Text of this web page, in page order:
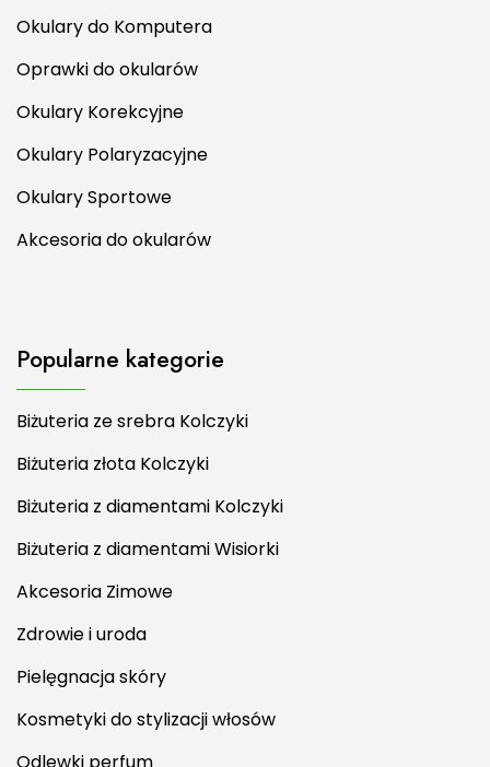
Okulary do Komputera
Oprawki do okularów
Okulary Korekcyjne
Okulary Polaryzacyjne
Okulary Sportowe
Akcesoria do okularów
Popularne kategorie
Biżuteria ze srebra Kolczyki
Biżuteria złota Kolczyki
Biżuteria z diamentami Kolczyki
Biżuteria z diamentami Wisiorki
Akcesoria Zimowe
Zdrowie i uroda
Pielęgnacja skóry
Kosmetyki do stylizacji włosów